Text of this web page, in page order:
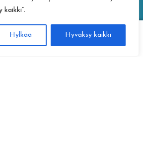
kaikki”.
Hylkää Hyväksy kaikki0